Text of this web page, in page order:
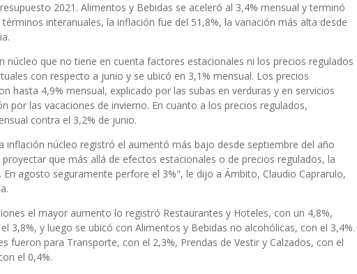
2021. Alimentos y Bebidas se aceleró al 3,4% mensual y terminó
interanuales, la inflación fue del 51,8%, la variación más alta desde
núcleo que no tiene en cuenta factores estacionales ni los precios regulados
con respecto a junio y se ubicó en 3,1% mensual. Los precios
hasta 4,9% mensual, explicado por las subas en verduras y en servicios
por las vacaciones de invierno. En cuanto a los precios regulados,
contra el 3,2% de junio.
inflación núcleo registró el aumentó más bajo desde septiembre del año
que más allá de efectos estacionales o de precios regulados, la
agosto seguramente perfore el 3%", le dijo a Ámbito, Claudio Caprarulo,
el mayor aumento lo registró Restaurantes y Hoteles, con un 4,8%,
3,8%, y luego se ubicó con Alimentos y Bebidas no alcohólicas, con el 3,4%.
fueron para Transporte, con el 2,3%, Prendas de Vestir y Calzados, con el
el 0,4%.